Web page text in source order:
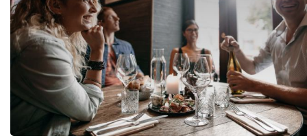
Madrid
Vancouver
Alles bekijken